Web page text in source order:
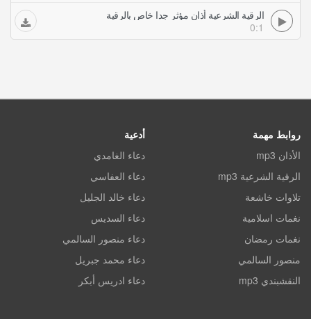
الرقية الشرعية أذان مؤثر جدا خاص بالرقية
0:1
روابط مهمة
الأذان mp3
الرقية الشرعية mp3
تلاوات خاشعة
نغمات اسلامية
نغمات رمضان
منصور السالمي
النقشبندي mp3
أدعية
دعاء الغامدي
دعاء العفاسي
دعاء خالد الجليل
دعاء السديس
دعاء منصور السالمي
دعاء محمد جبريل
دعاء ادريس أبكر